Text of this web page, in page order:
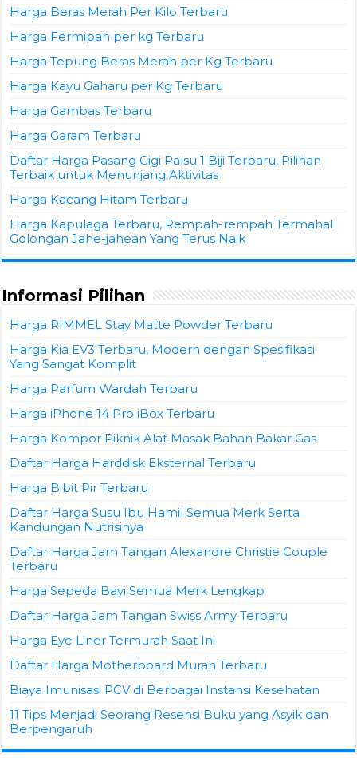
Harga Beras Merah Per Kilo Terbaru
Harga Fermipan per kg Terbaru
Harga Tepung Beras Merah per Kg Terbaru
Harga Kayu Gaharu per Kg Terbaru
Harga Gambas Terbaru
Harga Garam Terbaru
Daftar Harga Pasang Gigi Palsu 1 Biji Terbaru, Pilihan
Terbaik untuk Menunjang Aktivitas
Harga Kacang Hitam Terbaru
Harga Kapulaga Terbaru, Rempah-rempah Termahal
Golongan Jahe-jahean Yang Terus Naik
Informasi Pilihan
Harga RIMMEL Stay Matte Powder Terbaru
Harga Kia EV3 Terbaru, Modern dengan Spesifikasi
Yang Sangat Komplit
Harga Parfum Wardah Terbaru
Harga iPhone 14 Pro iBox Terbaru
Harga Kompor Piknik Alat Masak Bahan Bakar Gas
Daftar Harga Harddisk Eksternal Terbaru
Harga Bibit Pir Terbaru
Daftar Harga Susu Ibu Hamil Semua Merk Serta
Kandungan Nutrisinya
Daftar Harga Jam Tangan Alexandre Christie Couple
Terbaru
Harga Sepeda Bayi Semua Merk Lengkap
Daftar Harga Jam Tangan Swiss Army Terbaru
Harga Eye Liner Termurah Saat Ini
Daftar Harga Motherboard Murah Terbaru
Biaya Imunisasi PCV di Berbagai Instansi Kesehatan
11 Tips Menjadi Seorang Resensi Buku yang Asyik dan
Berpengaruh